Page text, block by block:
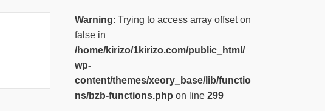
Warning: Trying to access array offset on
false in
/home/kirizo/1kirizo.com/public_html/
wp-
content/themes/xeory_base/lib/functio
ns/bzb-functions.php on line 299